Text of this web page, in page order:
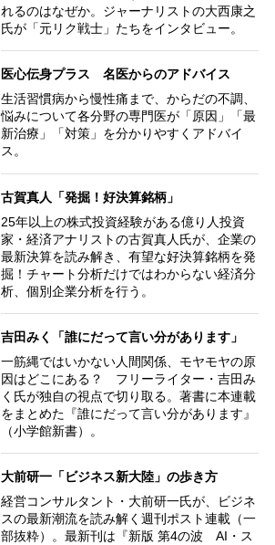
れるのはなぜか。ジャーナリストの大西康之
氏が「元リク戦士」たちをインタビュー。
医心伝身プラス 名医からのアドバイス
生活習慣病から慢性痛まで、からだの不調、
悩みについて各分野の専門医が「原因」「最
新治療」「対策」を分かりやすくアドバイ
ス。
古賀真人「発掘！好決算銘柄」
25年以上の株式投資経験がある億り人投資
家・経済アナリストの古賀真人氏が、企業の
最新決算を読み解き、有望な好決算銘柄を発
掘！チャート分析だけではわからない経済分
析、個別企業分析を行う。
吉田みく「誰にだって言い分があります」
一筋縄ではいかない人間関係、モヤモヤの原
因はどこにある？ フリーライター・吉田み
く氏が独自の視点で切り取る。著書に本連載
をまとめた『誰にだって言い分があります』
（小学館新書）。
大前研一「ビジネス新大陸」の歩き方
経営コンサルタント・大前研一氏が、ビジネ
スの最新潮流を読み解く週刊ポスト連載（一
部抜粋）。最新刊は『新版 第4の波 AI・ス